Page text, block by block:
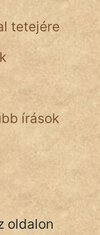
tetejére
írások
oldalon